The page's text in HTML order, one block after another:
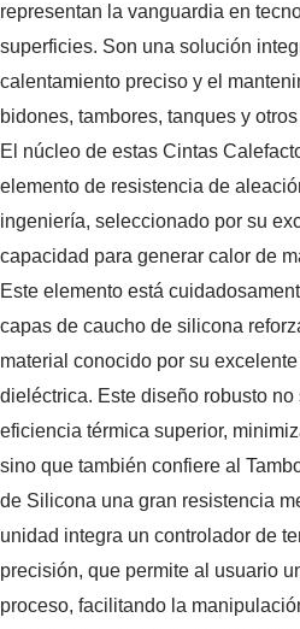
representan la vanguardia en
superficies. Son una solución
calentamiento preciso y el
bidones, tambores, tanques y
El núcleo de estas Cintas
elemento de resistencia de
ingeniería, seleccionado por su
capacidad para generar calor de
Este elemento está
capas de caucho de silicona
material conocido por su
dieléctrica. Este diseño robusto
eficiencia térmica superior,
sino que también confiere al
de Silicona una gran resistencia
unidad integra un controlador de
precisión, que permite al usuario
proceso, facilitando la